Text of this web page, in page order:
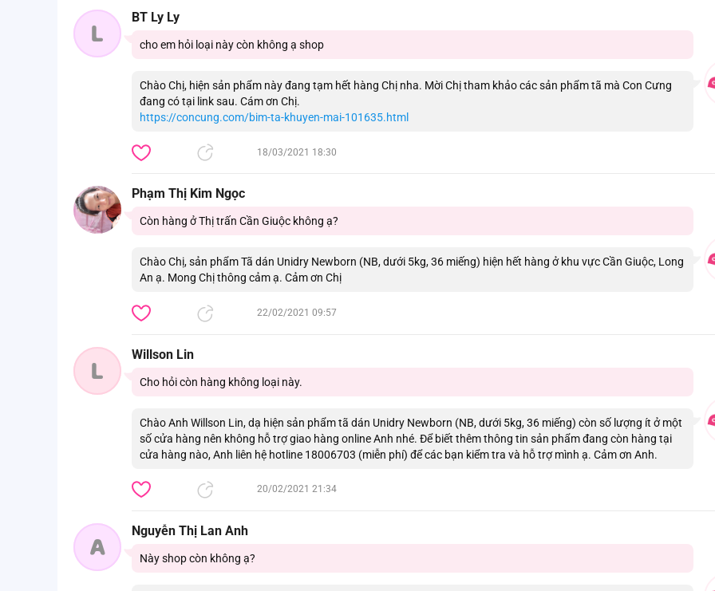
L
BT Ly Ly
cho em hỏi loại này còn không ạ shop
Chào Chị, hiện sản phẩm này đang tạm hết hàng Chị nha. Mời Chị tham khảo các sản phẩm tã mà Con Cưng
đang có tại link sau. Cám ơn Chị.
https://concung.com/bim-ta-khuyen-mai-101635.html
18/03/2021 18:30
Phạm Thị Kim Ngọc
Còn hàng ở Thị trấn Cần Giuộc không ạ?
Chào Chị, sản phẩm Tã dán Unidry Newborn (NB, dưới 5kg, 36 miếng) hiện hết hàng ở khu vực Cần Giuộc, Long
An ạ. Mong Chị thông cảm ạ. Cảm ơn Chị
22/02/2021 09:57
L
Willson Lin
Cho hỏi còn hàng không loại này.
Chào Anh Willson Lin, dạ hiện sản phẩm tã dán Unidry Newborn (NB, dưới 5kg, 36 miếng) còn số lượng ít ở một
số cửa hàng nên không hỗ trợ giao hàng online Anh nhé. Để biết thêm thông tin sản phẩm đang còn hàng tại
cửa hàng nào, Anh liên hệ hotline 18006703 (miễn phí) để các bạn kiểm tra và hỗ trợ mình ạ. Cảm ơn Anh.
20/02/2021 21:34
A
Nguyễn Thị Lan Anh
Này shop còn không ạ?